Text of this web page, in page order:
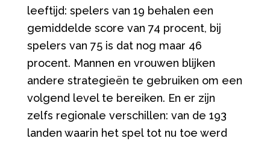
leeftijd: spelers van 19 behalen een
gemiddelde score van 74 procent, bij
spelers van 75 is dat nog maar 46
procent. Mannen en vrouwen blijken
andere strategieën te gebruiken om een
volgend level te bereiken. En er zijn
zelfs regionale verschillen: van de 193
landen waarin het spel tot nu toe werd